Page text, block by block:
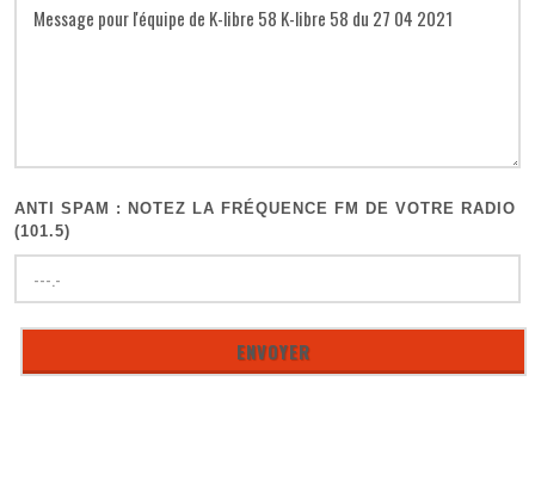
ANTI SPAM : NOTEZ LA FRÉQUENCE FM DE VOTRE RADIO
(101.5)